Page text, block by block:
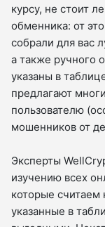
курсу, не стоит
обменника: от
собрали для вас
а также ручного
указаны в
предлагают
пользователю
мошенников от
Эксперты
изучению всех
которые
указанные в